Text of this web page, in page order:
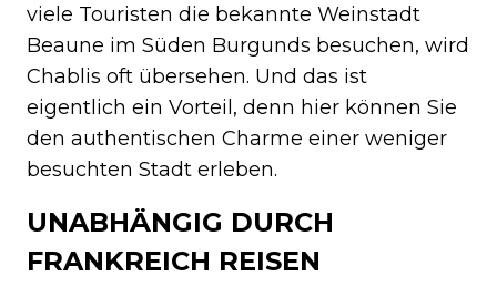
viele Touristen die bekannte Weinstadt
Beaune im Süden Burgunds besuchen, wird
Chablis oft übersehen. Und das ist
eigentlich ein Vorteil, denn hier können Sie
den authentischen Charme einer weniger
besuchten Stadt erleben.
UNABHÄNGIG DURCH
FRANKREICH REISEN